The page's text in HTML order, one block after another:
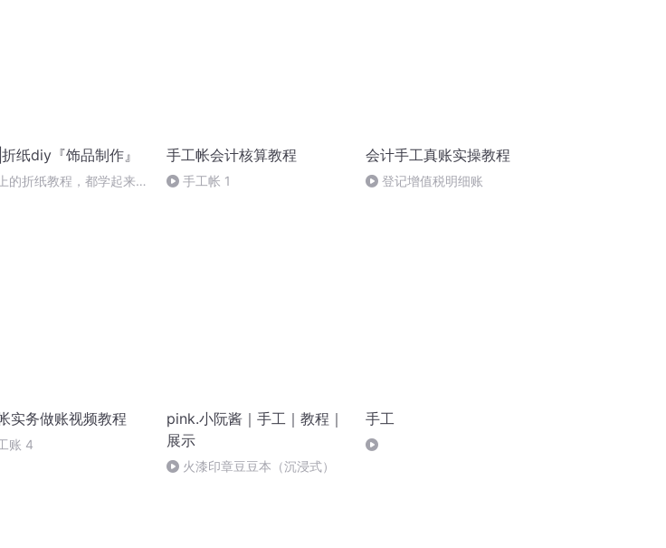
纸diy『饰品制作』
的折纸教程，都学起来
手工帐会计核算教程
手工帐 1
会计手工真账实操教程
登记增值税明细账
实务做账视频教程
账 4
pink.小阮酱｜手工｜教程｜
展示
火漆印章豆豆本（沉浸式）
手工